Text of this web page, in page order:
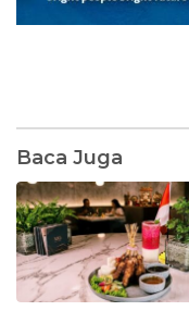
Baca Juga